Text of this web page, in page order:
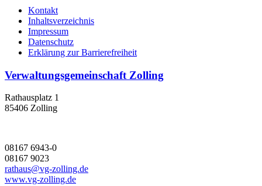
Kontakt
Inhaltsverzeichnis
Impressum
Datenschutz
Erklärung zur Barrierefreiheit
Verwaltungsgemeinschaft Zolling
Rathausplatz 1
85406 Zolling
08167 6943-0
08167 9023
rathaus@vg-zolling.de
www.vg-zolling.de